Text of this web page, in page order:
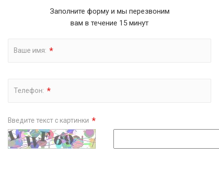
Заполните форму и мы перезвоним
вам в течение 15 минут
Ваше имя: *
Телефон: *
Введите текст с картинки *